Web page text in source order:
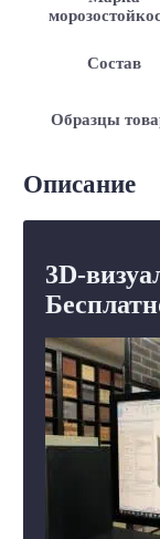
Состав
Образцы
Описание
3D-